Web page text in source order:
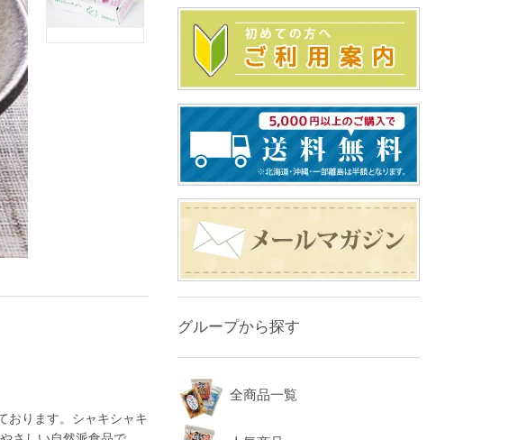
おります。シャキシャキ
グループから探す
全商品一覧